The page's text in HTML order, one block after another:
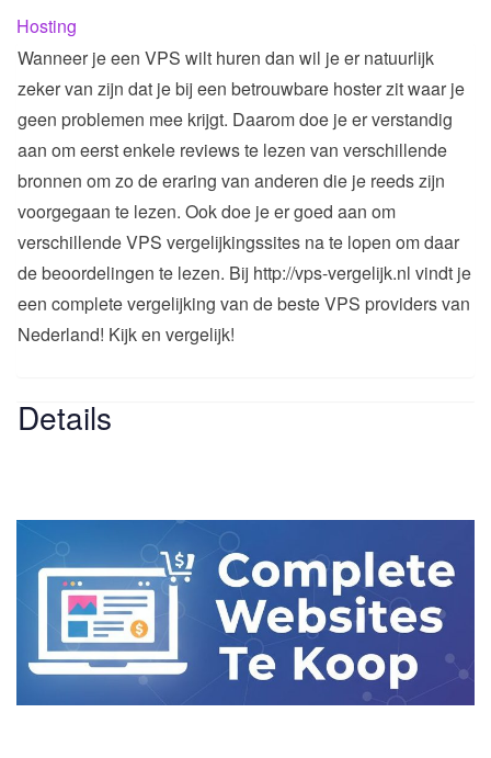
Hosting
Wanneer je een VPS wilt huren dan wil je er natuurlijk
zeker van zijn dat je bij een betrouwbare hoster zit waar je
geen problemen mee krijgt. Daarom doe je er verstandig
aan om eerst enkele reviews te lezen van verschillende
bronnen om zo de eraring van anderen die je reeds zijn
voorgegaan te lezen. Ook doe je er goed aan om
verschillende VPS vergelijkingssites na te lopen om daar
de beoordelingen te lezen. Bij http://vps-vergelijk.nl vindt je
een complete vergelijking van de beste VPS providers van
Nederland! Kijk en vergelijk!
Details